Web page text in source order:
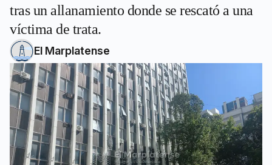
tras un allanamiento donde se rescató a una
víctima de trata.
El Marplatense